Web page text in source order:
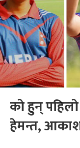
को हुन्
हेमन्त,